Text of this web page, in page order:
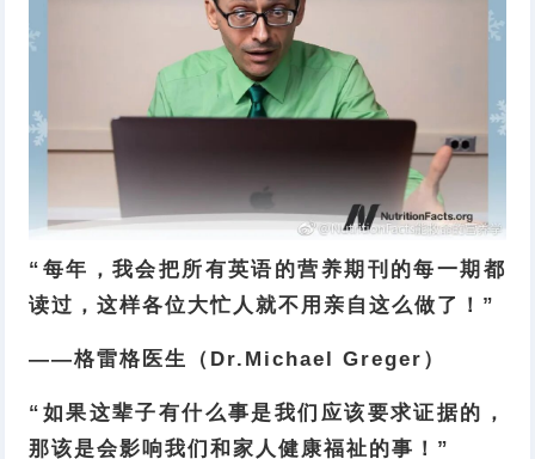
“每年，我会把所有英语的营养期刊的每一期都
读过，这样各位大忙人就不用亲自这么做了！”
——格雷格医生（Dr.Michael Greger）
“如果这辈子有什么事是我们应该要求证据的，
那该是会影响我们和家人健康福祉的事！”